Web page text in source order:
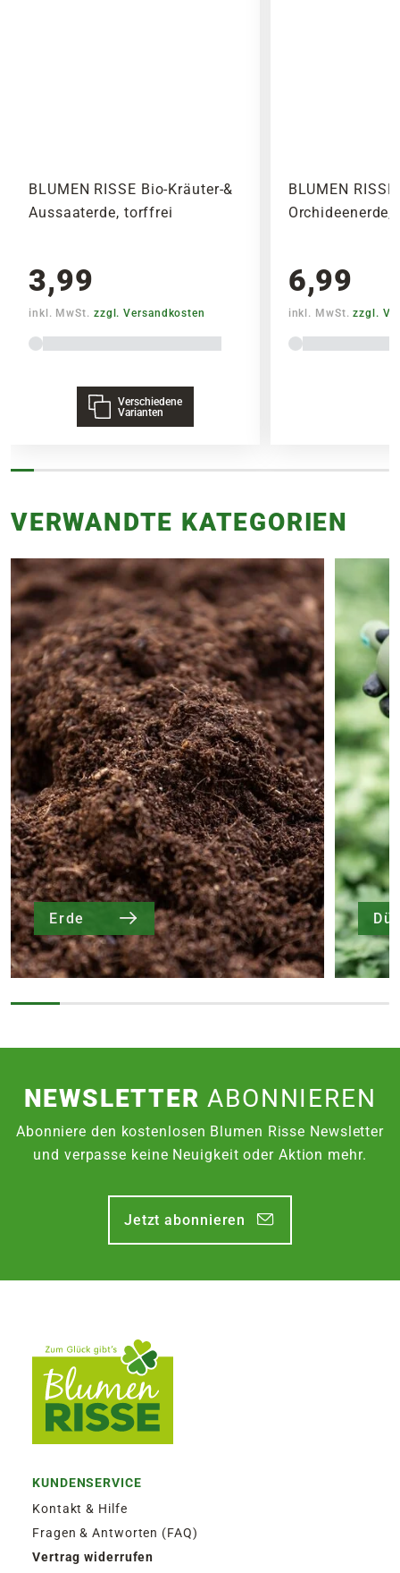
BLUMEN RISSE Bio-Kräuter-&
Aussaaterde, torffrei
3,99
inkl. MwSt. zzgl. Versandkosten
Verschiedene
Varianten
BLUMEN
6,99
inkl. MwSt.zzgl.
VERWANDTE KATEGORIEN
Erde
NEWSLETTER ABONNIEREN
Abonniere den kostenlosen Blumen Risse Newsletter
und verpasse keine Neuigkeit oder Aktion mehr.
Jetzt abonnieren
KUNDENSERVICE
Kontakt & Hilfe
Fragen & Antworten (FAQ)
Vertrag widerrufen